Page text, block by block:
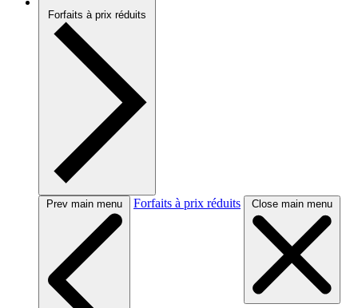
Forfaits à prix réduits
Prev main menu Forfaits à prix réduits Close main menu